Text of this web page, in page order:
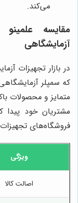
می‌کند.
مقایسهعلمینو
آزمایشگاهی
در بازار تجهیزات
که سمپلر
متمایز و محصولات
مشتریان خود پیدا
فروشگاه‌های
ویژگی
اصالت کالا